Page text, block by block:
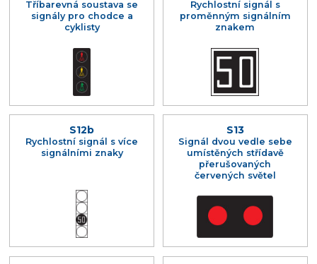
Tříbarevná soustava se
signály pro chodce a
cyklisty
Rychlostní signál s
proměnným signálním
znakem
S12b
Rychlostní signál s více
signálními znaky
S13
Signál dvou vedle sebe
umístěných střídavě
přerušovaných
červených světel